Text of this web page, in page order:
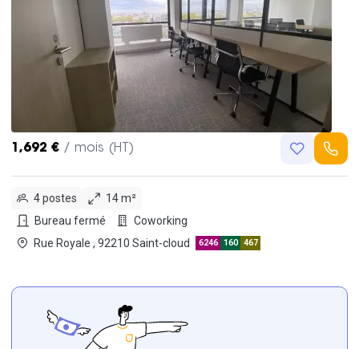
1,692 € / mois (HT)
4 postes
14 m²
Bureau fermé
Coworking
Rue Royale , 92210 Saint-cloud
6246 160 467